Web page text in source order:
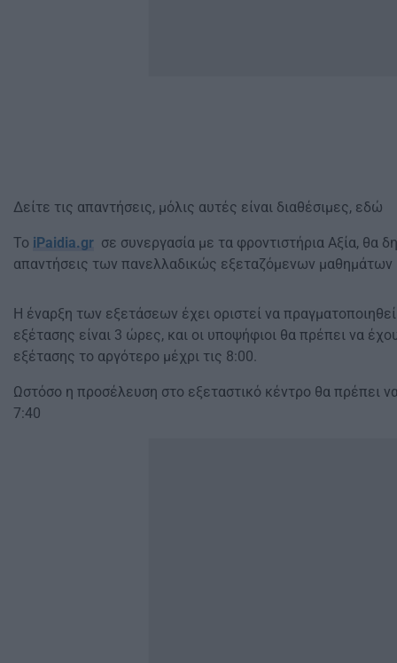
Δείτε τις απαντήσεις, μόλις αυτές είναι διαθέσιμες, εδώ
Το iPaidia.gr σε συνεργασία με τα φροντιστήρια Αξία, θα
απαντήσεις των πανελλαδικώς εξεταζόμενων μαθημάτων
Η έναρξη των εξετάσεων έχει οριστεί να
εξέτασης είναι 3 ώρες, και οι υποψήφιοι θα πρέπει να
εξέτασης το αργότερο μέχρι τις 8:00.
Ωστόσο η προσέλευση στο εξεταστικό κέντρο θα πρέπει να
7:40